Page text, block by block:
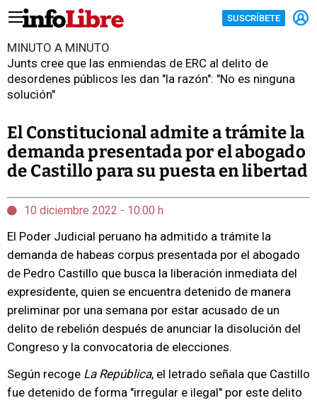
SUSCRÍBETE
MINUTO A MINUTO
Junts cree que las enmiendas de ERC al delito de
desordenes públicos les dan "la razón": "No es ninguna
solución"
El Constitucional admite a trámite la
demanda presentada por el abogado
de Castillo para su puesta en libertad
10 diciembre 2022 - 10:00 h
El Poder Judicial peruano ha admitido a trámite la
demanda de habeas corpus presentada por el abogado
de Pedro Castillo que busca la liberación inmediata del
expresidente, quien se encuentra detenido de manera
preliminar por una semana por estar acusado de un
delito de rebelión después de anunciar la disolución del
Congreso y la convocatoria de elecciones.
Según recoge La República, el letrado señala que Castillo
fue detenido de forma "irregular e ilegal" por este delito